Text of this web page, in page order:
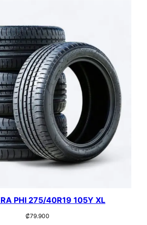
PHI 275/40R19 105Y XL
₡79.900